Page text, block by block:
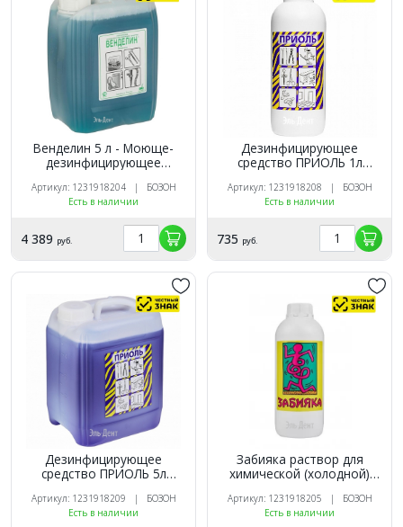
Венделин 5 л - Моюще-
дезинфицирующее
Артикул: 1231918204 | БОЗОН
Есть в наличии
4 389 руб.
Дезинфицирующее
средство ПРИОЛЬ 1л
(Маркированный)
Артикул: 1231918208 | БОЗОН
Есть в наличии
735 руб.
Дезинфицирующее
средство ПРИОЛЬ 5л
(Маркированный).
Артикул: 1231918209 | БОЗОН
Есть в наличии
Забияка раствор для
химической (холодной)
инструментов 1 л.
(Маркированный).
Артикул: 1231918205 | БОЗОН
Есть в наличии